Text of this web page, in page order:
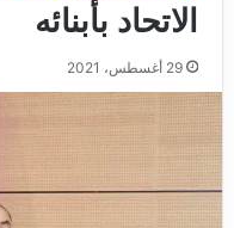
الاتحاد بأبنائه
29 أغسطس، 2021